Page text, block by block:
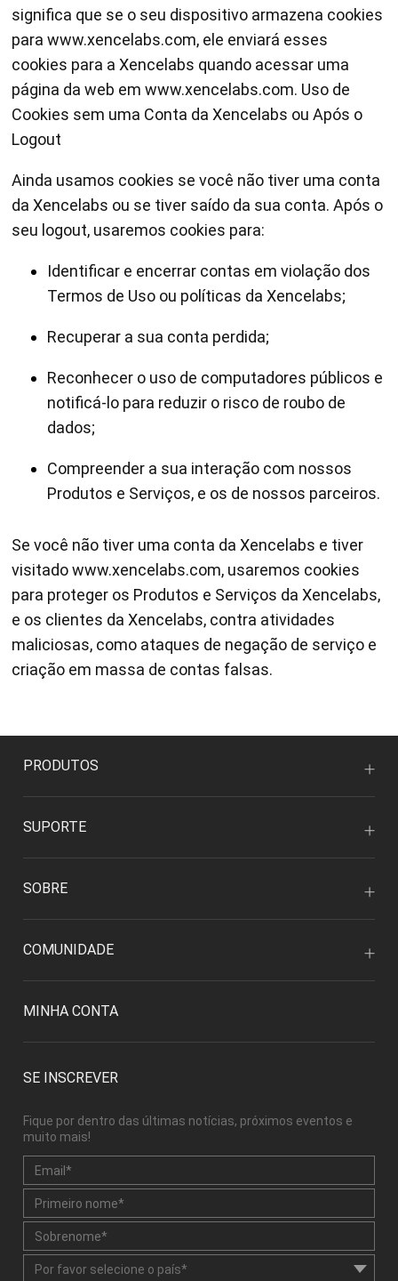
significa que se o seu dispositivo armazena cookies
para www.xencelabs.com, ele enviará esses
cookies para a Xencelabs quando acessar uma
página da web em www.xencelabs.com. Uso de
Cookies sem uma Conta da Xencelabs ou Após o
Logout
Ainda usamos cookies se você não tiver uma conta
da Xencelabs ou se tiver saído da sua conta. Após o
seu logout, usaremos cookies para:
Identificar e encerrar contas em violação dos
Termos de Uso ou políticas da Xencelabs;
Recuperar a sua conta perdida;
Reconhecer o uso de computadores públicos e
notificá-lo para reduzir o risco de roubo de
dados;
Compreender a sua interação com nossos
Produtos e Serviços, e os de nossos parceiros.
Se você não tiver uma conta da Xencelabs e tiver
visitado www.xencelabs.com, usaremos cookies
para proteger os Produtos e Serviços da Xencelabs,
e os clientes da Xencelabs, contra atividades
maliciosas, como ataques de negação de serviço e
criação em massa de contas falsas.
PRODUTOS
SUPORTE
SOBRE
COMUNIDADE
MINHA CONTA
SE INSCREVER
Fique por dentro das últimas notícias, próximos eventos e
muito mais!